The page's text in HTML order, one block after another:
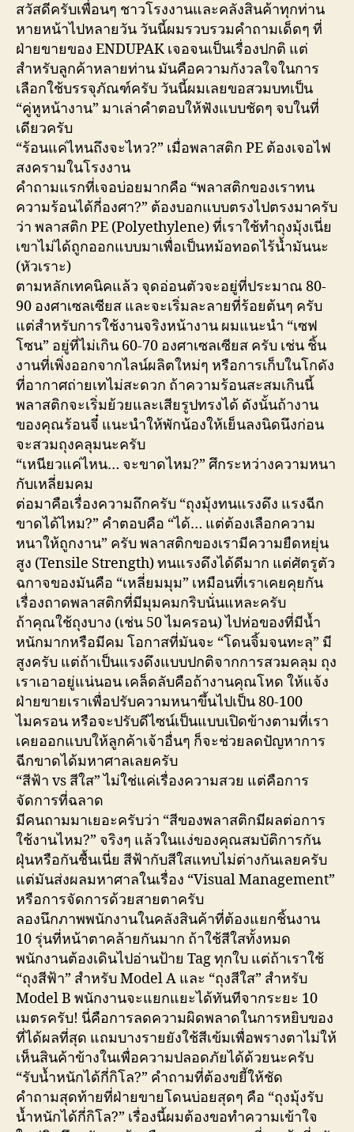
สวัสดีครับเพื่อนๆ ชาวโรงงานและคลังสินค้าทุกท่าน
หายหน้าไปหลายวัน วันนี้ผมรวบรวมคำถามเด็ดๆ ที่
ฝ่ายขายของ ENDUPAK เจอจนเป็นเรื่องปกติ แต่
สำหรับลูกค้าหลายท่าน มันคือความกังวลใจในการ
เลือกใช้บรรจุภัณฑ์ครับ วันนี้ผมเลยขอสวมบทเป็น
“คู่หูหน้างาน” มาเล่าคำตอบให้ฟังแบบชัดๆ จบในที่
เดียวครับ
“ร้อนแค่ไหนถึงจะไหว?” เมื่อพลาสติก PE ต้องเจอไฟ
สงครามในโรงงาน
คำถามแรกที่เจอบ่อยมากคือ “พลาสติกของเราทน
ความร้อนได้กี่องศา?” ต้องบอกแบบตรงไปตรงมาครับ
ว่า พลาสติก PE (Polyethylene) ที่เราใช้ทำถุงมุ้งเนี่ย
เขาไม่ได้ถูกออกแบบมาเพื่อเป็นหม้อทอดไร้น้ำมันนะ
(หัวเราะ)
ตามหลักเทคนิคแล้ว จุดอ่อนตัวจะอยู่ที่ประมาณ 80-
90 องศาเซลเซียส และจะเริ่มละลายที่ร้อยต้นๆ ครับ
แต่สำหรับการใช้งานจริงหน้างาน ผมแนะนำ “เซฟ
โซน” อยู่ที่ไม่เกิน 60-70 องศาเซลเซียส ครับ เช่น ชิ้น
งานที่เพิ่งออกจากไลน์ผลิตใหม่ๆ หรือการเก็บในโกดัง
ที่อากาศถ่ายเทไม่สะดวก ถ้าความร้อนสะสมเกินนี้
พลาสติกจะเริ่มย้วยและเสียรูปทรงได้ ดังนั้นถ้างาน
ของคุณร้อนจี๋ แนะนำให้พักน้องให้เย็นลงนิดนึงก่อน
จะสวมถุงคลุมนะครับ
“เหนียวแค่ไหน… จะขาดไหม?” ศึกระหว่างความหนา
กับเหลี่ยมคม
ต่อมาคือเรื่องความถึกครับ “ถุงมุ้งทนแรงดึง แรงฉีก
ขาดได้ไหม?” คำตอบคือ “ได้… แต่ต้องเลือกความ
หนาให้ถูกงาน” ครับ พลาสติกของเรามีความยืดหยุ่น
สูง (Tensile Strength) ทนแรงดึงได้ดีมาก แต่ศัตรูตัว
ฉกาจของมันคือ “เหลี่ยมมุม” เหมือนที่เราเคยคุยกัน
เรื่องถาดพลาสติกที่มีมุมคมกริบนั่นแหละครับ
ถ้าคุณใช้ถุงบาง (เช่น 50 ไมครอน) ไปห่อของที่มีน้ำ
หนักมากหรือมีคม โอกาสที่มันจะ “โดนจิ้มจนทะลุ” มี
สูงครับ แต่ถ้าเป็นแรงดึงแบบปกติจากการสวมคลุม ถุง
เราเอาอยู่แน่นอน เคล็ดลับคือถ้างานคุณโหด ให้แจ้ง
ฝ่ายขายเราเพื่อปรับความหนาขึ้นไปเป็น 80-100
ไมครอน หรือจะปรับดีไซน์เป็นแบบเปิดข้างตามที่เรา
เคยออกแบบให้ลูกค้าเจ้าอื่นๆ ก็จะช่วยลดปัญหาการ
ฉีกขาดได้มหาศาลเลยครับ
“สีฟ้า vs สีใส” ไม่ใช่แค่เรื่องความสวย แต่คือการ
จัดการที่ฉลาด
มีคนถามมาเยอะครับว่า “สีของพลาสติกมีผลต่อการ
ใช้งานไหม?” จริงๆ แล้วในแง่ของคุณสมบัติการกัน
ฝุ่นหรือกันชื้นเนี่ย สีฟ้ากับสีใสแทบไม่ต่างกันเลยครับ
แต่มันส่งผลมหาศาลในเรื่อง “Visual Management”
หรือการจัดการด้วยสายตาครับ
ลองนึกภาพพนักงานในคลังสินค้าที่ต้องแยกชิ้นงาน
10 รุ่นที่หน้าตาคล้ายกันมาก ถ้าใช้สีใสทั้งหมด
พนักงานต้องเดินไปอ่านป้าย Tag ทุกใบ แต่ถ้าเราใช้
“ถุงสีฟ้า” สำหรับ Model A และ “ถุงสีใส” สำหรับ
Model B พนักงานจะแยกแยะได้ทันทีจากระยะ 10
เมตรครับ! นี่คือการลดความผิดพลาดในการหยิบของ
ที่ได้ผลที่สุด แถมบางรายยังใช้สีเข้มเพื่อพรางตาไม่ให้
เห็นสินค้าข้างในเพื่อความปลอดภัยได้ด้วยนะครับ
“รับน้ำหนักได้กี่กิโล?” คำถามที่ต้องขยี้ให้ชัด
คำถามสุดท้ายที่ฝ่ายขายโดนบ่อยสุดๆ คือ “ถุงมุ้งรับ
น้ำหนักได้กี่กิโล?” เรื่องนี้ผมต้องขอทำความเข้าใจ